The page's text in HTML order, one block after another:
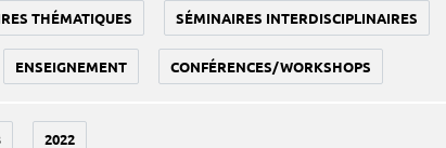
THÉMATIQUES SÉMINAIRES INTERDISCIPLINAIRES
ENSEIGNEMENT CONFÉRENCES/WORKSHOPS
2022